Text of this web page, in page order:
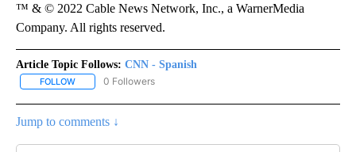
™ & © 2022 Cable News Network, Inc., a WarnerMedia
Company. All rights reserved.
Article Topic Follows: CNN - Spanish
FOLLOW FOLLOW "CNN - SPANISH" TO RECEIVE NOTIFICATIONS ABOUT
0 Followers
Jump to comments ↓